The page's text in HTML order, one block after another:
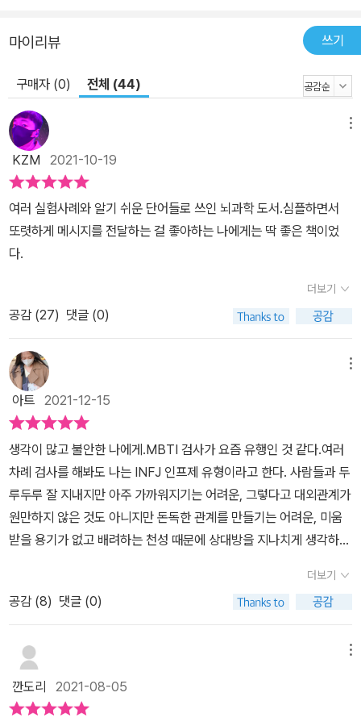
마이리뷰 쓰기
구매자 (0) 전체 (44)
KZM 2021-10-19
여러 실험사례와 알기 쉬운 단어들로 쓰인 뇌과학 도서.심플하면서
또렷하게 메시지를 전달하는 걸 좋아하는 나에게는 딱 좋은 책이었
다.
더보기
공감 (27) 댓글 (0)
아트 2021-12-15
생각이 많고 불안한 나에게.MBTI 검사가 요즘 유행인 것 같다.여러
차례 검사를 해봐도 나는 INFJ 인프제 유형이라고 한다. 사람들과 두
루두루 잘 지내지만 아주 가까워지기는 어려운, 그렇다고 대외관계가
원만하지 않은 것도 아니지만 돈독한 관계를 만들기는 어려운, 미움
받을 용기가 없고 배려하는 천성 때문에 상대방을 지나치게 생각하다
끝이 찡해오는,그런 나를 위한 책. 왜 생각을 많이 할 수밖에 없는지
그럼에도,왜 생각을 많이 할 필요가 없는지읽는 내내 심신의 안정을
주는 책은 오랜만이었다.여러 번 반복해서 두고두고 읽고 싶은 책.종
이책 구매를 고려 중이다.
더보기
공감 (8) 댓글 (0)
깐도리 2021-08-05